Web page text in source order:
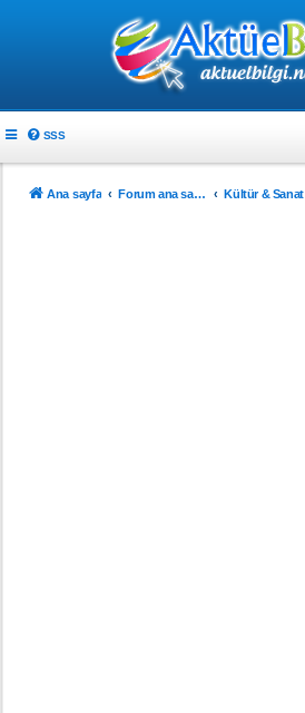
SSS
Ana sayfa Forum ana sayfa Kültür & Sanat